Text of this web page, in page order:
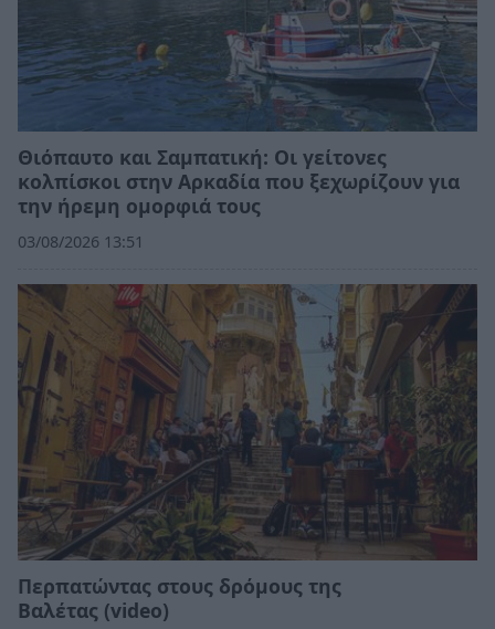
Θιόπαυτο και Σαμπατική: Οι γείτονες
κολπίσκοι στην Αρκαδία που ξεχωρίζουν για
την ήρεμη ομορφιά τους
03/08/2026 13:51
Περπατώντας στους δρόμους της
Βαλέτας (video)